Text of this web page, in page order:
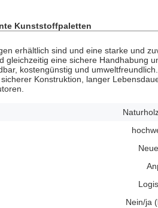
Kunststoffpaletten
erhältlich sind und eine starke und
eine sichere Handhabung
kostengünstig und
Konstruktion, langer
Nein/ja